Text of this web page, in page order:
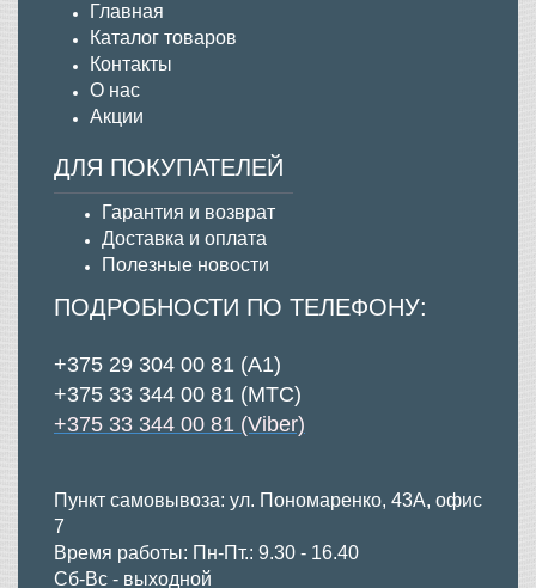
Главная
Каталог товаров
Контакты
О нас
Акции
ДЛЯ ПОКУПАТЕЛЕЙ
Гарантия и возврат
Доставка и оплата
Полезные новости
ПОДРОБНОСТИ ПО ТЕЛЕФОНУ:
+375 29 304 00 81 (А1)
+375 33 344 00 81 (МТС)
+375 33 344 00 81 (Viber)
Пункт самовывоза: ул. Пономаренко, 43А, офис
7
Время работы: Пн-Пт.: 9.30 - 16.40
Сб-Вс - выходной